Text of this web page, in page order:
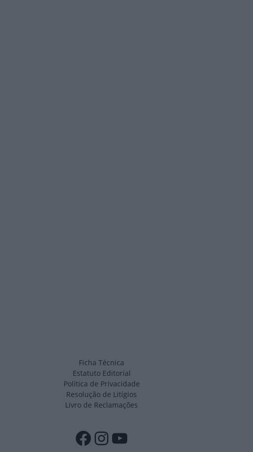
Ficha Técnica
Estatuto Editorial
Política de Privacidade
Resolução de Litígios
Livro de Reclamações
Facebook
Instagram
YouTube